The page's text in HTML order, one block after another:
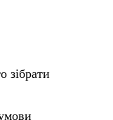
зібрати